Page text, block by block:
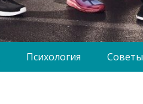
Психология Советы